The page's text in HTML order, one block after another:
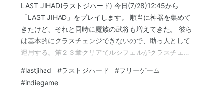
LAST JIHAD(ラストジハード) 今日(7/28)12:45から
「LAST JIHAD」をプレイします。 順当に神器を集めて
きたけど、それと同時に魔族の武将も増えてきた。 彼ら
は基本的にクラスチェンジできないので、助っ人として
運用する。第２３章クリアでルシフェルがクラスチェン
た。 (↓以下プレイレポ。)
#lastjihad #ラストジハード #フリーゲーム
#indiegame